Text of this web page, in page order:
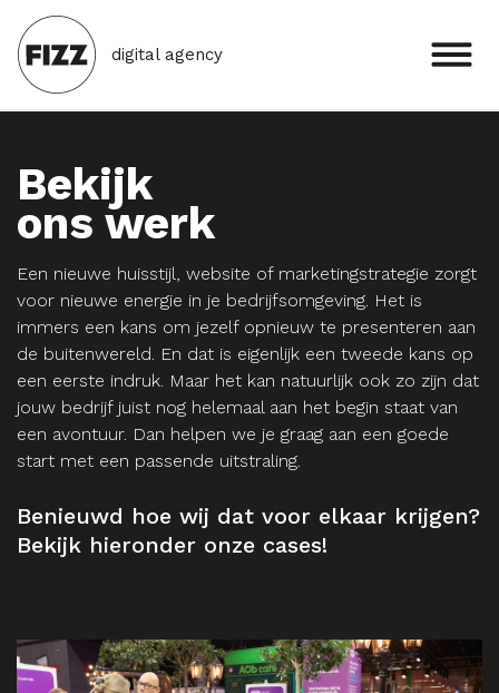
digital agency
Bekijk
ons werk
Een nieuwe huisstijl, website of marketingstrategie zorgt
voor nieuwe energie in je bedrijfsomgeving. Het is
immers een kans om jezelf opnieuw te presenteren aan
de buitenwereld. En dat is eigenlijk een tweede kans op
een eerste indruk. Maar het kan natuurlijk ook zo zijn dat
jouw bedrijf juist nog helemaal aan het begin staat van
een avontuur. Dan helpen we je graag aan een goede
start met een passende uitstraling.
Benieuwd hoe wij dat voor elkaar krijgen?
Bekijk hieronder onze cases!